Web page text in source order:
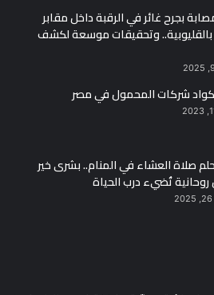
بجرح غائر في الرقبة داخل مقابر
وتحقيقات موسعة لكشف
شركات المحمول في مصر
صلاة العشاء في المنام.. بشرى خير
روحانية تُضيء درب الحياة